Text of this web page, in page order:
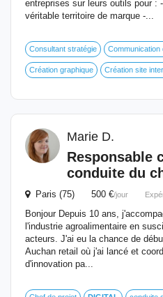
entreprises sur leurs outils pour :
véritable territoire de marque -...
Consultant stratégie Communication
Création graphique Création site
Marie D.
Responsable
conduite du
Paris (75) 500 €/jour
Bonjour Depuis 10 ans,
l'industrie agroalimentaire en
acteurs. J'ai eu la chance de
Auchan retail où j'ai lancé et
d'innovation pa...